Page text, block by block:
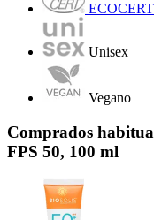
ECOCERT
Unisex
Vegano
Comprados
FPS 50, 100 ml